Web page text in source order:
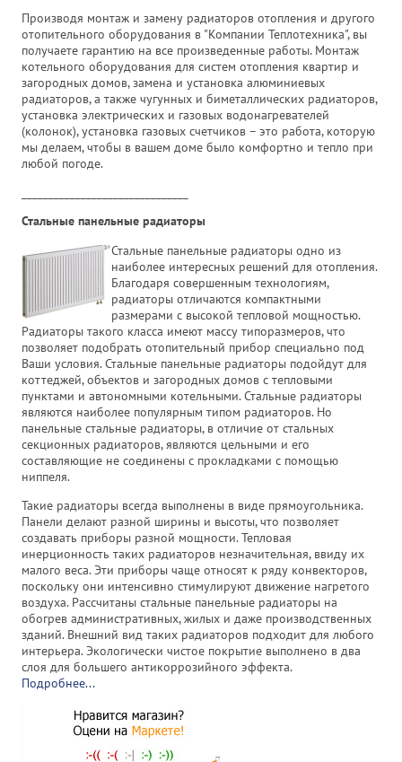
Производя монтаж и замену радиаторов отопления и другого
отопительного оборудования в "Компании Теплотехника", вы
получаете гарантию на все произведенные работы. Монтаж
котельного оборудования для систем отопления квартир и
загородных домов, замена и установка алюминиевых
радиаторов, а также чугунных и биметаллических радиаторов,
установка электрических и газовых водонагревателей
(колонок), установка газовых счетчиков – это работа, которую
мы делаем, чтобы в вашем доме было комфортно и тепло при
любой погоде.
Стальные панельные радиаторы
Стальные панельные радиаторы одно из
наиболее интересных решений для отопления.
Благодаря совершенным технологиям,
радиаторы отличаются компактными
размерами с высокой тепловой мощностью.
Радиаторы такого класса имеют массу типоразмеров, что
позволяет подобрать отопительный прибор специально под
Ваши условия. Стальные панельные радиаторы подойдут для
коттеджей, объектов и загородных домов с тепловыми
пунктами и автономными котельными. Стальные радиаторы
являются наиболее популярным типом радиаторов. Но
панельные стальные радиаторы, в отличие от стальных
секционных радиаторов, являются цельными и его
составляющие не соединены с прокладками с помощью
ниппеля.
Такие радиаторы всегда выполнены в виде прямоугольника.
Панели делают разной ширины и высоты, что позволяет
создавать приборы разной мощности. Тепловая
инерционность таких радиаторов незначительная, ввиду их
малого веса. Эти приборы чаще относят к ряду конвекторов,
поскольку они интенсивно стимулируют движение нагретого
воздуха. Рассчитаны стальные панельные радиаторы на
обогрев административных, жилых и даже производственных
зданий. Внешний вид таких радиаторов подходит для любого
интерьера. Экологически чистое покрытие выполнено в два
слоя для большего антикоррозийного эффекта.
Подробнее...